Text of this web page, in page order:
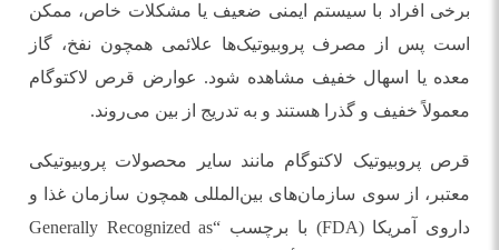
برخی افراد با سیستم ایمنی ضعیف یا مشکلات خاص، ممکن
است پس از مصرف پروبیوتیک‌ها علائمی همچون نفخ، گاز
معده یا اسهال خفیف مشاهده شود. عوارض قرص لاکتوگام
معمولاً خفیف و گذرا هستند و به تدریج از بین می‌روند.
قرص پروبیوتیک لاکتوگام مانند سایر محصولات پروبیوتیکی
معتبر، از سوی سازمان‌های بین‌المللی همچون سازمان غذا و
داروی آمریکا (FDA) با برچسب “Generally Recognized as